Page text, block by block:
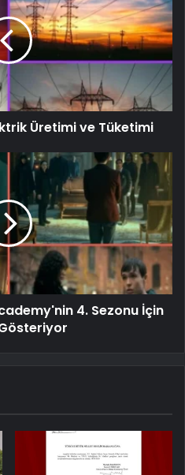
Üretimi ve Tüketimi
4. Sezonu İçin